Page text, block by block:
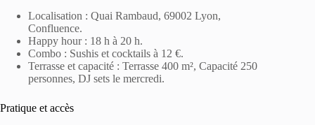
Localisation : Quai Rambaud, 69002 Lyon,
Confluence.
Happy hour : 18 h à 20 h.
Combo : Sushis et cocktails à 12 €.
Terrasse et capacité : Terrasse 400 m², Capacité 250
personnes, DJ sets le mercredi.
Pratique et accès